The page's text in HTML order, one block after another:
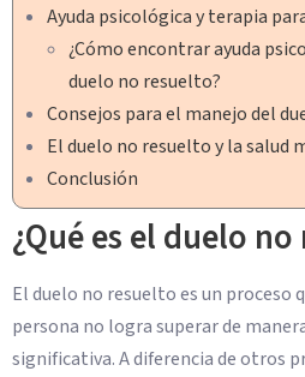
Ayuda psicológica y terapia
¿Cómo encontrar ayuda
duelo no resuelto?
Consejos para el manejo del
El duelo no resuelto y la salud
Conclusión
¿Qué es el duelo
El duelo no resuelto es un proceso
persona no logra superar de
significativa. A diferencia de otros